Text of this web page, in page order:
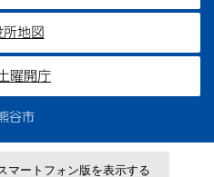
所地図
曜開庁
谷市
マートフォン版を表示する